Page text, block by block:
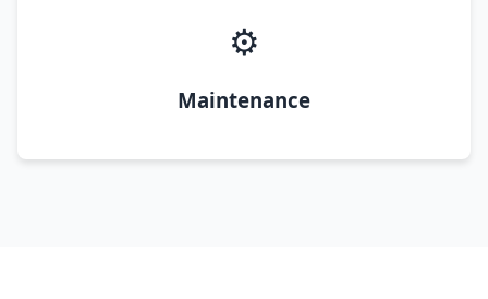
⚙️
Maintenance